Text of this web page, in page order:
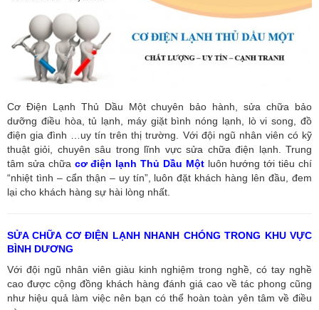
Cơ Điện Lạnh Thủ Dầu Một chuyên bảo hành, sửa chữa bảo
dưỡng điều hòa, tủ lạnh, máy giặt bình nóng lạnh, lò vi song, đồ
điện gia đình …uy tín trên thị trường. Với đội ngũ nhân viên có kỹ
thuật giỏi, chuyên sâu trong lĩnh vực sửa chữa điện lạnh. Trung
tâm sửa chữa cơ điện lạnh Thủ Dầu Mộtluôn hướng tới tiêu chí
“nhiệt tình – cẩn thận – uy tín”, luôn đặt khách hàng lên đầu, đem
lại cho khách hàng sự hài lòng nhất.
SỬA CHỮA CƠ ĐIỆN LẠNH NHANH CHÓNG TRONG KHU VỰC
BÌNH DƯƠNG
Với đội ngũ nhân viên giàu kinh nghiệm trong nghề, có tay nghề
cao được cộng đồng khách hàng đánh giá cao về tác phong cũng
như hiệu quả làm việc nên bạn có thể hoàn toàn yên tâm về điều